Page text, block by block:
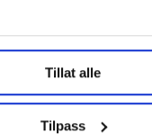
du lese om hvordan
hvordan du kan velge
tiden endre eller
om
Tillat alle
Tilpass
i store
industri, bygg,
oss